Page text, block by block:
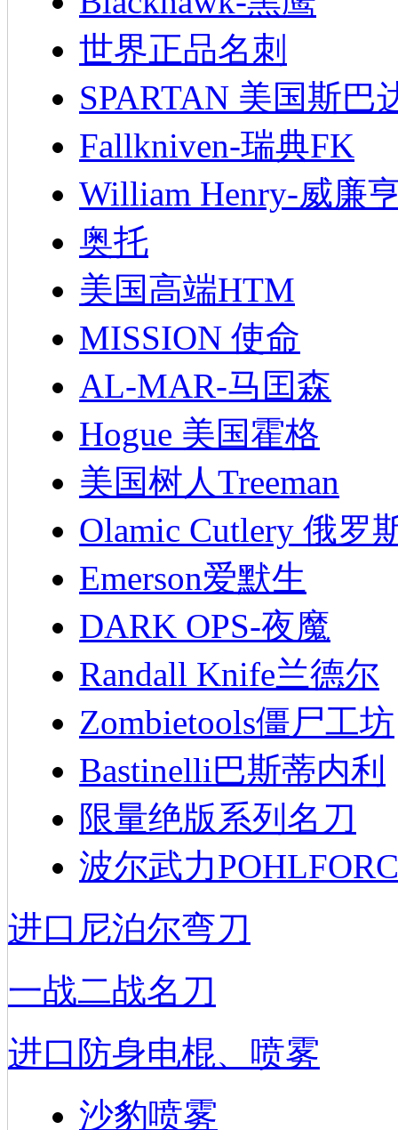
世界正品名刺
SPARTAN 美国斯巴
Fallkniven-瑞典FK
William Henry-威廉
奥托
美国高端HTM
MISSION 使命
AL-MAR-马囯森
Hogue 美国霍格
美国树人Treeman
Olamic Cutlery 俄罗
Emerson爱默生
DARK OPS-夜魔
Randall Knife兰德尔
Zombietools僵尸工坊
Bastinelli巴斯蒂内利
限量绝版系列名刀
波尔武力
进口尼泊尔弯刀
一战二战名刀
进口防身电棍、喷雾
沙豹喷雾